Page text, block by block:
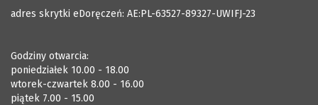
adres skrytki eDoręczeń: AE:PL-63527-89327-UWIFJ-23
Godziny otwarcia:
poniedziałek 10.00 - 18.00
wtorek-czwartek 8.00 - 16.00
piątek 7.00 - 15.00